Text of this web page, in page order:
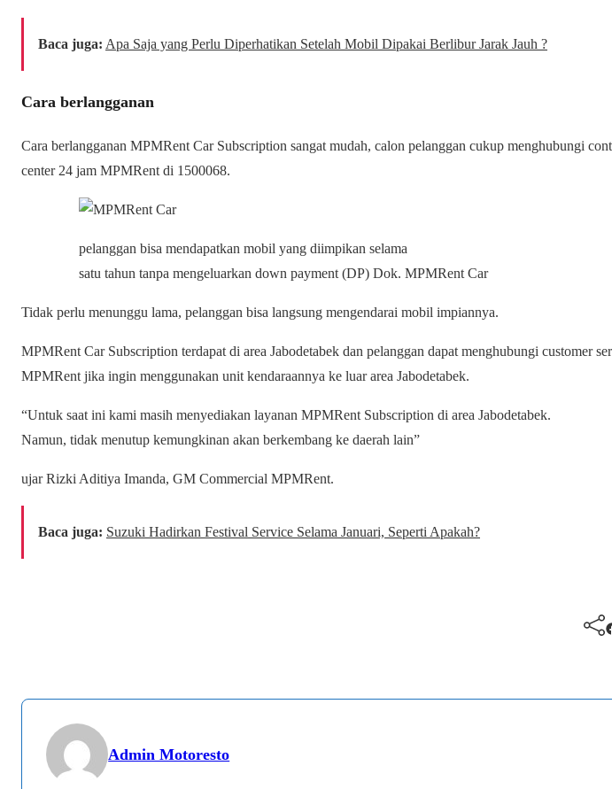
Baca juga: Apa Saja yang Perlu Diperhatikan Setelah Mobil Dipakai Berlibur Jarak Jauh ?
Cara berlangganan
Cara berlangganan MPMRent Car Subscription sangat mudah, calon pelanggan cukup menghubungi
center 24 jam MPMRent di 1500068.
pelanggan bisa mendapatkan mobil yang diimpikan selama
satu tahun tanpa mengeluarkan down payment (DP) Dok. MPMRent Car
Tidak perlu menunggu lama, pelanggan bisa langsung mengendarai mobil impiannya.
MPMRent Car Subscription terdapat di area Jabodetabek dan pelanggan dapat menghubungi customer
MPMRent jika ingin menggunakan unit kendaraannya ke luar area Jabodetabek.
“Untuk saat ini kami masih menyediakan layanan MPMRent Subscription di area Jabodetabek.
Namun, tidak menutup kemungkinan akan berkembang ke daerah lain”
ujar Rizki Aditiya Imanda, GM Commercial MPMRent.
Baca juga: Suzuki Hadirkan Festival Service Selama Januari, Seperti Apakah?
Facebook
Admin Motoresto